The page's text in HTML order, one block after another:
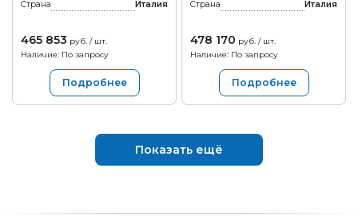
Страна
Италия
465 853 руб. / шт.
Наличие: По запросу
Подробнее
Страна
Италия
478 170 руб. / шт.
Наличие: По запросу
Подробнее
Показать ещё